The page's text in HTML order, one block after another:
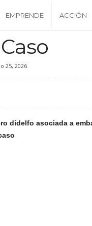
EMPRENDE ACCIÓN
25, 2026
didelfo asociada a